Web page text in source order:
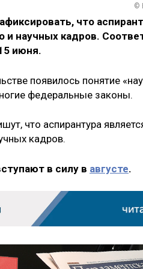
©
что
и научных кадров.
июня.
появилось понятие
федеральные законы.
что аспирантура
кадров.
в силу в августе.